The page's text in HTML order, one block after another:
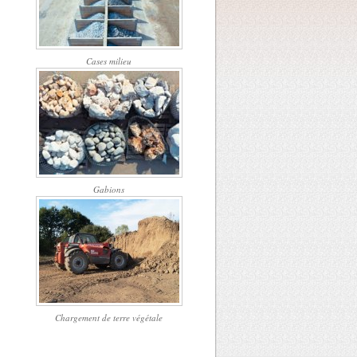
Cases milieu
Gabions
Chargement de terre végétale